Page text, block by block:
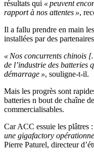
résultats qui « peuvent
rapport à nos attentes »,
Il a fallu prendre en main
installées par des
« Nos concurrents chinois
de l’industrie des batteries
démarrage », souligne-t-il.
Mais les progrès sont
batteries n bout de chaîne
commercialisables.
Car ACC essuie les plâtres
une gigafactory
Pierre Paturel, directeur